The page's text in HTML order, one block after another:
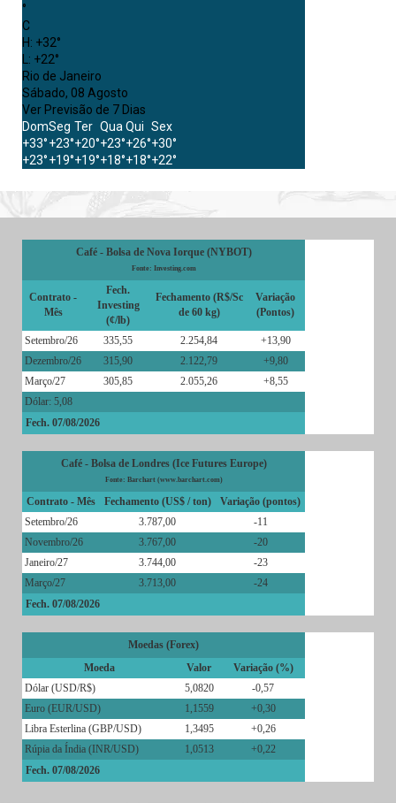
°
C
H: +32°
L: +22°
Rio de Janeiro
Sábado, 08 Agosto
Ver Previsão de 7 Dias
DomSeg Ter Qua Qui Sex
+33°+23°+20°+23°+26°+30°
+23°+19°+19°+18°+18°+22°
Café - Bolsa de Nova Iorque (NYBOT)
Fonte: Investing.com
Contrato -
Mês
Fech.
Investing
(¢/lb)
Fechamento (R$/Sc
de 60 kg)
Variação
(Pontos)
Setembro/26 335,55 2.254,84
+13,90
Dezembro/26
315,90 2.122,79
+9,80
Março/27
305,85 2.055,26
+8,55
Dólar: 5,08
Fech. 07/08/2026
Café - Bolsa de Londres (Ice Futures Europe)
Fonte: Barchart (www.barchart.com)
Contrato - Mês Fechamento (US$ / ton)
Variação (pontos)
Setembro/26
3.787,00
-11
Novembro/26
3.767,00
-20
Janeiro/27
3.744,00
-23
Março/27
3.713,00
-24
Fech. 07/08/2026
Moedas (Forex)
Moeda
Valor
Variação (%)
Dólar (USD/R$)
5,0820
-0,57
Euro (EUR/USD)
1,1559
+0,30
Libra Esterlina (GBP/USD)
1,3495
+0,26
Rúpia da Índia (INR/USD)
1,0513
+0,22
Fech. 07/08/2026